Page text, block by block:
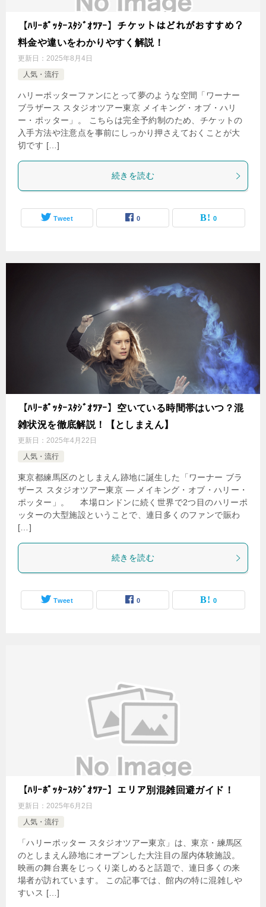
【ﾊﾘｰﾎﾟｯﾀｰｽﾀｼﾞｵﾂｱｰ】チケットはどれがおすすめ？
料金や違いをわかりやすく解説！
更新日： 2025年8月4日
人気・流行
ハリーポッターファンにとって夢のような空間「ワーナー
ブラザース スタジオツアー東京 メイキング・オブ・ハリ
ー・ポッター」。 こちらは完全予約制のため、チケットの
入手方法や注意点を事前にしっかり押さえておくことが大
切です […]
続きを読む
Tweet 0 0
【ﾊﾘｰﾎﾟｯﾀｰｽﾀｼﾞｵﾂｱｰ】空いている時間帯はいつ？混
雑状況を徹底解説！【としまえん】
更新日： 2025年4月22日
人気・流行
東京都練馬区のとしまえん跡地に誕生した「ワーナー ブラ
ザース スタジオツアー東京 ― メイキング・オブ・ハリー・
ポッター」。 本場ロンドンに続く世界で2つ目のハリーポ
ッターの大型施設ということで、連日多くのファンで賑わ
[…]
続きを読む
Tweet 0 0
【ﾊﾘｰﾎﾟｯﾀｰｽﾀｼﾞｵﾂｱｰ】エリア別混雑回避ガイド！
更新日： 2025年6月2日
人気・流行
「ハリーポッター スタジオツアー東京」は、東京・練馬区
のとしまえん跡地にオープンした大注目の屋内体験施設。
映画の舞台裏をじっくり楽しめると話題で、連日多くの来
場者が訪れています。 この記事では、館内の特に混雑しや
すいス […]